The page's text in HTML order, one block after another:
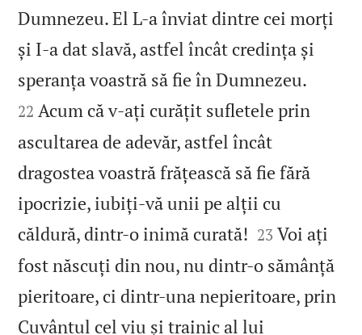
Dumnezeu. El L‑a înviat dintre cei morți
și I‑a dat slavă, astfel încât credința și
speranța voastră să fie în Dumnezeu.
22 Acum că v‑ați curățit sufletele prin
ascultarea de adevăr, astfel încât
dragostea voastră frățească să fie fără
ipocrizie, iubiți‑vă unii pe alții cu
căldură, dintr‑o inimă curată! 

23 Voi ați
fost născuți din nou, nu dintr‑o sămânță
pieritoare, ci dintr‑una nepieritoare, prin
Cuvântul cel viu și trainic al lui